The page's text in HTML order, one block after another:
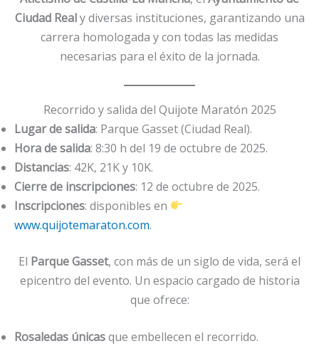
Ciudad Realy diversas instituciones, garantizando una
carrera homologada y con todas las medidas
necesarias para el éxito de la jornada.
Recorrido y salida del Quijote Maratón 2025
Lugar de salida: Parque Gasset (Ciudad Real).
Hora de salida: 8:30 h del 19 de octubre de 2025.
Distancias: 42K, 21K y 10K.
Cierre de inscripciones: 12 de octubre de 2025.
Inscripciones: disponibles en
www.quijotemaraton.com.
El Parque Gasset, con más de un siglo de vida, será el
epicentro del evento. Un espacio cargado de historia
que ofrece:
Rosaledas únicasque embellecen el recorrido.